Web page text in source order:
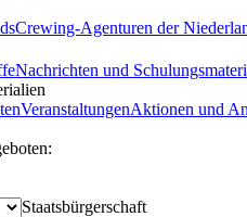
Crewing-Agenturen der
Nachrichten und
VeranstaltungenAktionen und
Staatsbürgerschaft